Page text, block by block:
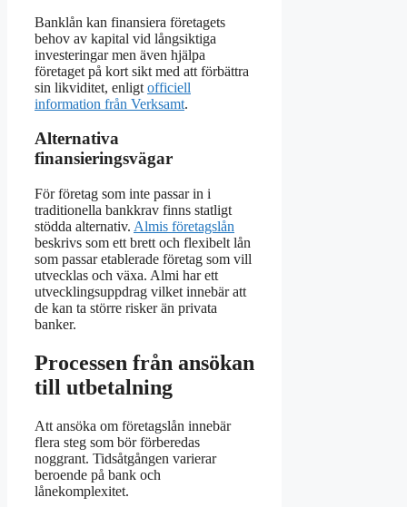
Banklån kan finansiera företagets
behov av kapital vid långsiktiga
investeringar men även hjälpa
företaget på kort sikt med att förbättra
sin likviditet, enligt officiell
information från Verksamt.
Alternativa
finansieringsvägar
För företag som inte passar in i
traditionella bankkrav finns statligt
stödda alternativ. Almis företagslån
beskrivs som ett brett och flexibelt lån
som passar etablerade företag som vill
utvecklas och växa. Almi har ett
utvecklingsuppdrag vilket innebär att
de kan ta större risker än privata
banker.
Processen från ansökan
till utbetalning
Att ansöka om företagslån innebär
flera steg som bör förberedas
noggrant. Tidsåtgången varierar
beroende på bank och
lånekomplexitet.